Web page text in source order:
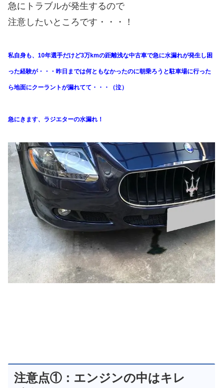
急にトラブルが発生するので
注意したいところです・・・！
私自身も、10年選手だけど3万kmの距離浅な中古車で急に水漏れが発生し困
った経験が・・・昨日までは何ともなかったのに朝乗ろうと駐車場に行った
ら地面にクーラントが漏れてて・・・（泣）
急にきます、ラジエターの水漏れ！
注意点①：エンジンの中はキレ